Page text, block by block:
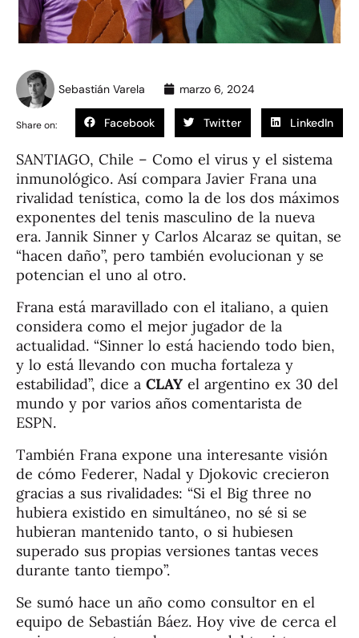
Sebastián Varela marzo 6, 2024
Share on: Facebook Twitter LinkedIn
SANTIAGO, Chile – Como el virus y el sistema
inmunológico. Así compara Javier Frana una
rivalidad tenística, como la de los dos máximos
exponentes del tenis masculino de la nueva
era. Jannik Sinner y Carlos Alcaraz se quitan, se
“hacen daño”, pero también evolucionan y se
potencian el uno al otro.
Frana está maravillado con el italiano, a quien
considera como el mejor jugador de la
actualidad. “Sinner lo está haciendo todo bien,
y lo está llevando con mucha fortaleza y
estabilidad”, dice a CLAY el argentino ex 30 del
mundo y por varios años comentarista de
ESPN.
También Frana expone una interesante visión
de cómo Federer, Nadal y Djokovic crecieron
gracias a sus rivalidades: “Si el Big three no
hubiera existido en simultáneo, no sé si se
hubieran mantenido tanto, o si hubiesen
superado sus propias versiones tantas veces
durante tanto tiempo”.
Se sumó hace un año como consultor en el
equipo de Sebastián Báez. Hoy vive de cerca el